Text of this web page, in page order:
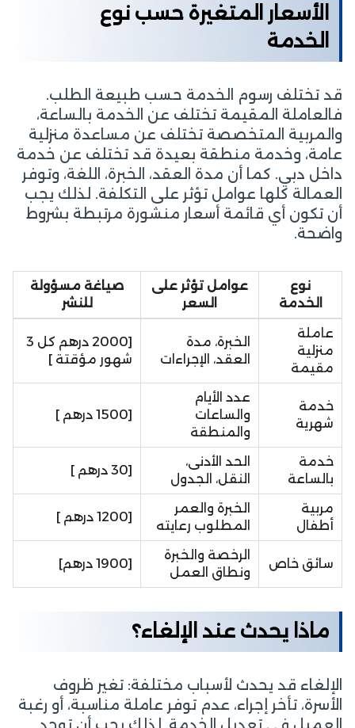
الأسعار المتغيرة حسب نوع
الخدمة
قد تختلف رسوم الخدمة حسب طبيعة الطلب.
فالعاملة المقيمة تختلف عن الخدمة بالساعة،
والمربية المتخصصة تختلف عن مساعدة منزلية
عامة، وخدمة منطقة بعيدة قد تختلف عن خدمة
داخل دبي. كما أن مدة العقد، الخبرة، اللغة، وتوفر
العمالة كلها عوامل تؤثر على التكلفة. لذلك يجب
أن تكون أي قائمة أسعار منشورة مرتبطة بشروط
واضحة.
نوع
الخدمة
عوامل تؤثر على
السعر
صياغة مسؤولة
للنشر
عاملة
منزلية
مقيمة
الخبرة، مدة
العقد، الإجراءات
[2000 درهم كل 3
شهور مؤقتة ]
خدمة
شهرية
عدد الأيام
والساعات
والمنطقة
[1500 درهم ]
خدمة
بالساعة
الحد الأدنى،
النقل، الجدول
[30 درهم ]
مربية
أطفال
الخبرة والعمر
المطلوب رعايته
[1200 درهم ]
سائق خاص
الرخصة والخبرة
ونطاق العمل
[1900 درهم]
ماذا يحدث عند الإلغاء؟
الإلغاء قد يحدث لأسباب مختلفة: تغير ظروف
الأسرة، تأخر إجراء، عدم توفر عاملة مناسبة، أو رغبة